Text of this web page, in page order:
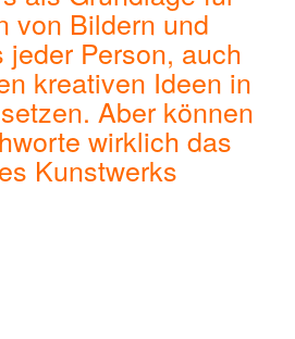
von Bildern und
jeder Person, auch
kreativen Ideen in
Aber können
wirklich das
Kunstwerks